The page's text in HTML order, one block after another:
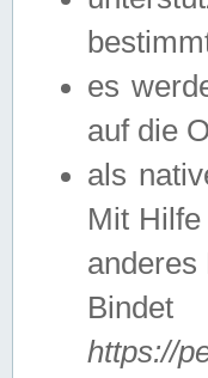
es
auf die
als
Mit
anderes
https://